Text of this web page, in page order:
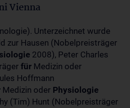
Vienna
Unterzeichnet wurde
zur Hausen (Nobelpreisträger
2008), Peter Charles
für Medizin oder
Hoffmann
Medizin oder Physiologie
(Tim) Hunt (Nobelpreisträger